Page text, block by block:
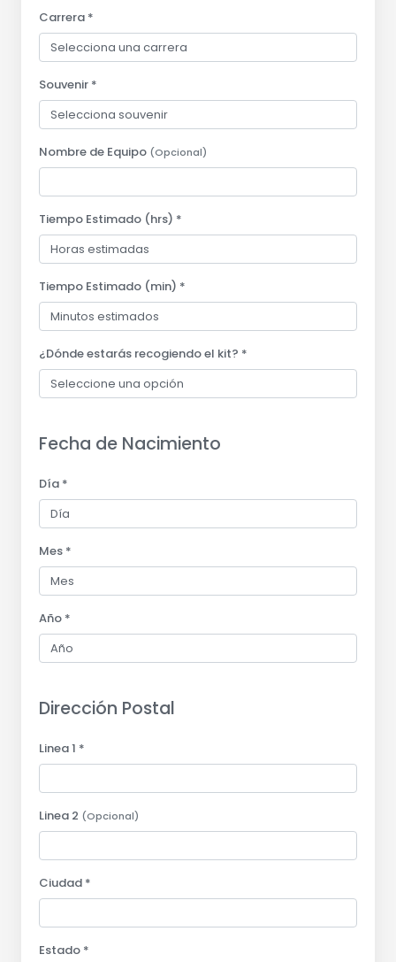
Carrera *
Souvenir *
Nombre de Equipo (Opcional)
Tiempo Estimado (hrs) *
Tiempo Estimado (min) *
¿Dónde estarás recogiendo el kit? *
Fecha de Nacimiento
Día *
Mes *
Año *
Dirección Postal
Linea 1 *
Linea 2 (Opcional)
Ciudad *
Estado *